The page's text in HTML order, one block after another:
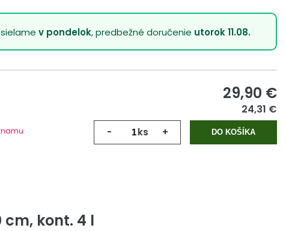
v pondelok, predbežné doručenie utorok 11.08.
29,90 €
24,31 €
- ks + DO KOŠÍKA
cm, kont. 4 l